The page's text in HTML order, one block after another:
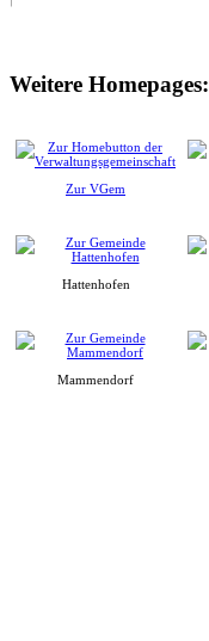
Weitere Homepages:
Zur VGem
Hattenhofen
Mammendorf